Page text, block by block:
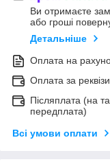
Ви отримаєте
або гроші
Детальніше
Оплата на
Оплата за
Післяплата (на
передплата)
Всі умови оплати